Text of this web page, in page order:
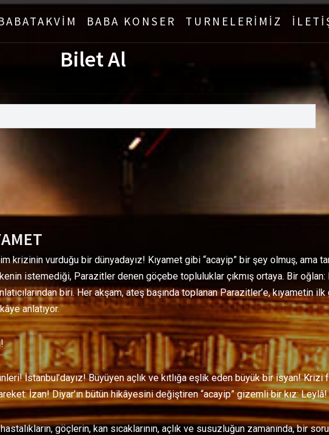
BABA KONSER TURNELERİMİZ
Bilet Al
krizinin vurduğu bir dünyadayız! Kıyamet gibi “acayip” bir şey olmuş, ama
istemediği, Parazitler denen göçebe topluluklar çıkmış ortaya. Bir oğlan:
biri. Her akşam, ateş başında toplanan Parazitler’e, kıyametin
anlatıyor.
İstanbul’dayız! Büyüyen açlık ve kıtlığa eşlik eden büyük bir isyan! Krizi
İzan! Diyar’ın bütün hikâyesini değiştiren “acayip” gizemli bir kız: Leylâ!
hastalıkların, göçlerin, kan sıcaklarının, açlık ve susuzluğun zamanında, bir